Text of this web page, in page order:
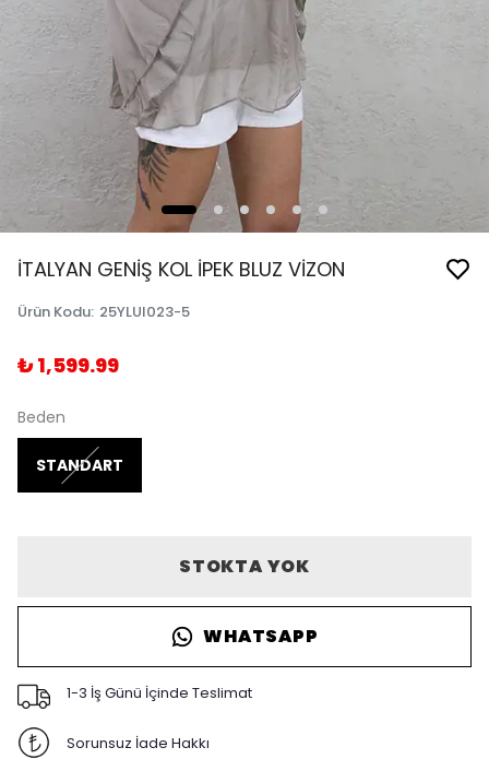
İTALYAN GENİŞ KOL İPEK BLUZ VİZON
Ürün Kodu: 25YLUI023-5
₺ 1,599.99
Beden
STANDART
STOKTA YOK
WHATSAPP
1-3 İş Günü İçinde Teslimat
Sorunsuz İade Hakkı